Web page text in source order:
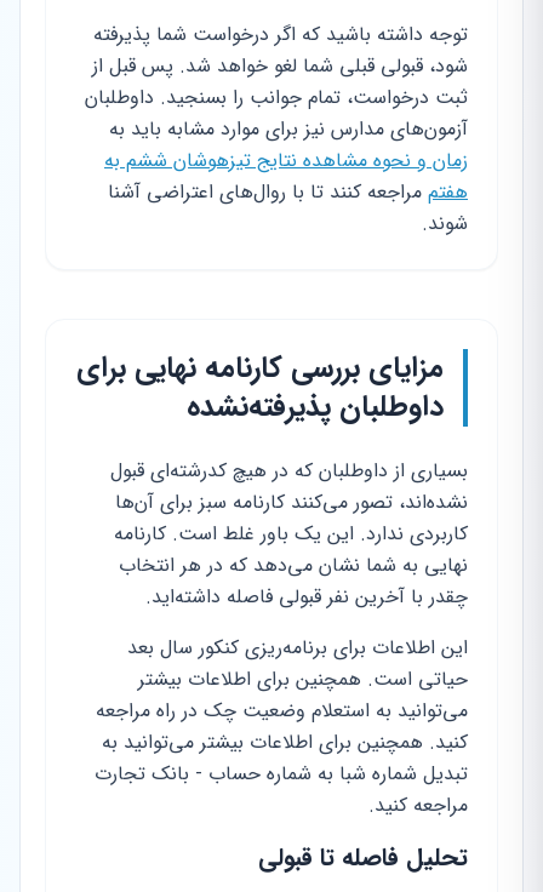
توجه داشته باشید که اگر درخواست شما پذیرفته
شود، قبولی قبلی شما لغو خواهد شد. پس قبل از
ثبت درخواست، تمام جوانب را بسنجید. داوطلبان
آزمون‌های مدارس نیز برای موارد مشابه باید به
زمان و نحوه مشاهده نتایج تیزهوشان ششم به
هفتم مراجعه کنند تا با روال‌های اعتراضی آشنا
شوند.
مزایای بررسی کارنامه نهایی برای
داوطلبان پذیرفته‌نشده
بسیاری از داوطلبان که در هیچ کدرشته‌ای قبول
نشده‌اند، تصور می‌کنند کارنامه سبز برای آن‌ها
کاربردی ندارد. این یک باور غلط است. کارنامه
نهایی به شما نشان می‌دهد که در هر انتخاب
چقدر با آخرین نفر قبولی فاصله داشته‌اید.
این اطلاعات برای برنامه‌ریزی کنکور سال بعد
حیاتی است. همچنین برای اطلاعات بیشتر
می‌توانید به استعلام وضعیت چک در راه مراجعه
کنید. همچنین برای اطلاعات بیشتر می‌توانید به
تبدیل شماره شبا به شماره حساب - بانک تجارت
مراجعه کنید.
تحلیل فاصله تا قبولی